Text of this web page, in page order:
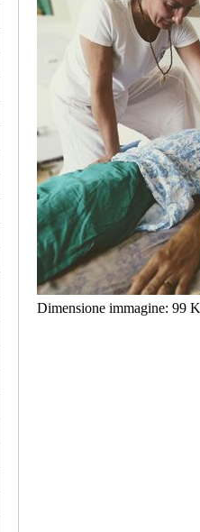
Dimensione immagine: 99